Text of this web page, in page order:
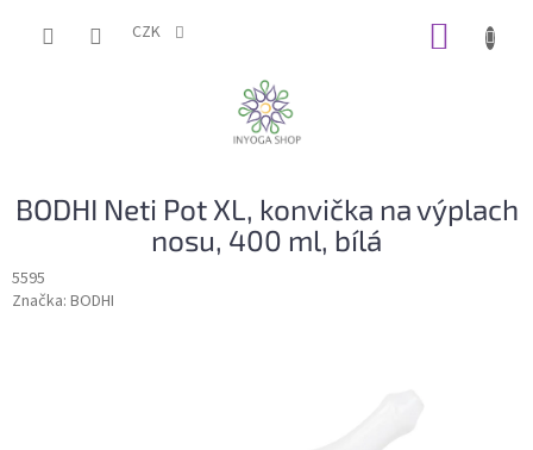
CZK
BODHI Neti Pot XL, konvička na výplach
nosu, 400 ml, bílá
5595
Značka: BODHI